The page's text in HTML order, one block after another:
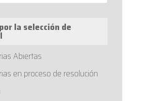
la selección de
Abiertas
en proceso de resolución